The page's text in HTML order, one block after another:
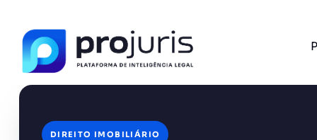
DIREITO IMOBILIÁRIO